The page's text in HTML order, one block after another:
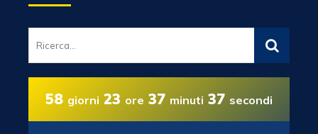
58 giorni 23 ore 37 minuti 36 secondi